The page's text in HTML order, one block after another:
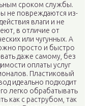
сроком службы.
не повреждаются из-
влаги и не
в отличие от
или чугунных. А
просто и быстро
даже самому, без
оплаты услуг
Пластиковый
идеально подходит
легко обрабатывать
как с раструбом, так